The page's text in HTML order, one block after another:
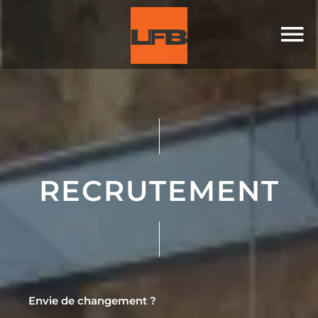
RECRUTEMENT
Envie de changement ?